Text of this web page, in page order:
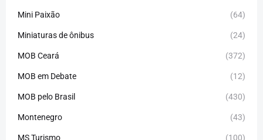
Mini Paixão (64)
Miniaturas de ônibus (24)
MOB Ceará (372)
MOB em Debate (12)
MOB pelo Brasil (430)
Montenegro (43)
MS Turismo (100)